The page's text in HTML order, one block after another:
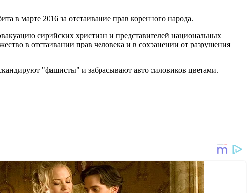
в марте 2016 за отстаивание прав коренного народа.
сирийских христиан и представителей национальных
в отстаивании прав человека и в сохранении от разрушения
"фашисты" и забрасывают авто силовиков цветами.